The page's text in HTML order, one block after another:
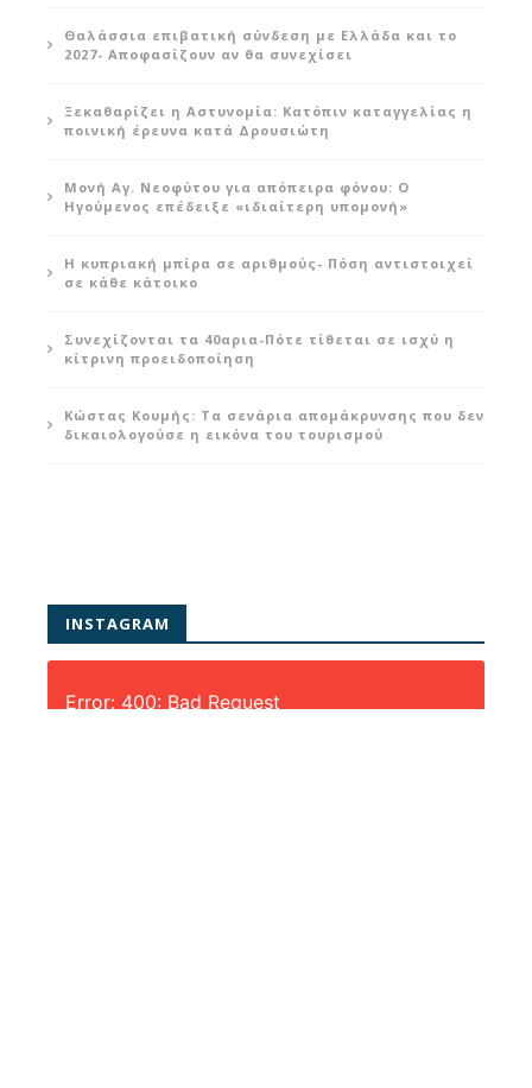
Θαλάσσια επιβατική σύνδεση με Ελλάδα και το
2027- Αποφασίζουν αν θα συνεχίσει
Ξεκαθαρίζει η Αστυνομία: Κατόπιν καταγγελίας η
ποινική έρευνα κατά Δρουσιώτη
Μονή Αγ. Νεοφύτου για απόπειρα φόνου: Ο
Ηγούμενος επέδειξε «ιδιαίτερη υπομονή»
Η κυπριακή μπίρα σε αριθμούς- Πόση αντιστοιχεί
σε κάθε κάτοικο
Συνεχίζονται τα 40αρια-Πότε τίθεται σε ισχύ η
κίτρινη προειδοποίηση
Κώστας Κουμής: Τα σενάρια απομάκρυνσης που δεν
δικαιολογούσε η εικόνα του τουρισμού
INSTAGRAM
Error: 400: Bad Request